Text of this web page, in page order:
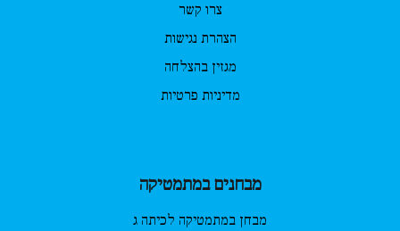
צרו קשר
הצהרת נגישות
מגזין בהצלחה
מדיניות פרטיות
מבחנים במתמטיקה
מבחן במתמטיקה לכיתה ג